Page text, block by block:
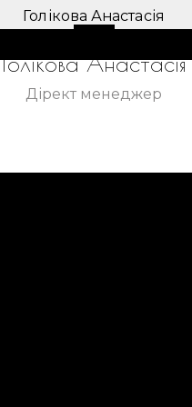
Голікова Анастасія
Дірект менеджер